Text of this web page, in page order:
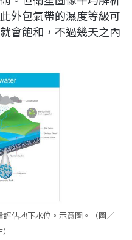
外包氣帶的濕度等級可
會飽和，不過幾天之內
估地下水位。示意圖。（圖／